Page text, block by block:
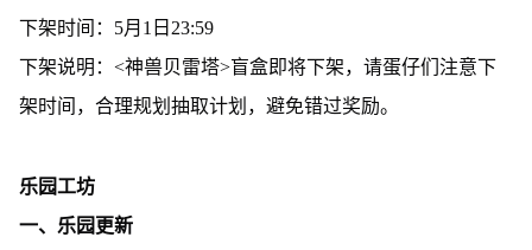
下架时间：5月1日23:59
下架说明：<神兽贝雷塔>盲盒即将下架，请蛋仔们注意下
架时间，合理规划抽取计划，避免错过奖励。
乐园工坊
一、乐园更新